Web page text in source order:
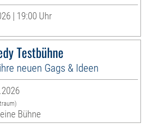
| 19:00 Uhr
Testbühne
neuen Gags & Ideen
Bühne